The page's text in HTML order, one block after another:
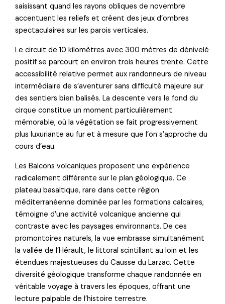
saisissant quand les rayons obliques de novembre
accentuent les reliefs et créent des jeux d’ombres
spectaculaires sur les parois verticales.
Le circuit de 10 kilomètres avec 300 mètres de dénivelé
positif se parcourt en environ trois heures trente. Cette
accessibilité relative permet aux randonneurs de niveau
intermédiaire de s’aventurer sans difficulté majeure sur
des sentiers bien balisés. La descente vers le fond du
cirque constitue un moment particulièrement
mémorable, où la végétation se fait progressivement
plus luxuriante au fur et à mesure que l’on s’approche du
cours d’eau.
Les Balcons volcaniques proposent une expérience
radicalement différente sur le plan géologique. Ce
plateau basaltique, rare dans cette région
méditerranéenne dominée par les formations calcaires,
témoigne d’une activité volcanique ancienne qui
contraste avec les paysages environnants. De ces
promontoires naturels, la vue embrasse simultanément
la vallée de l’Hérault, le littoral scintillant au loin et les
étendues majestueuses du Causse du Larzac. Cette
diversité géologique transforme chaque randonnée en
véritable voyage à travers les époques, offrant une
lecture palpable de l’histoire terrestre.